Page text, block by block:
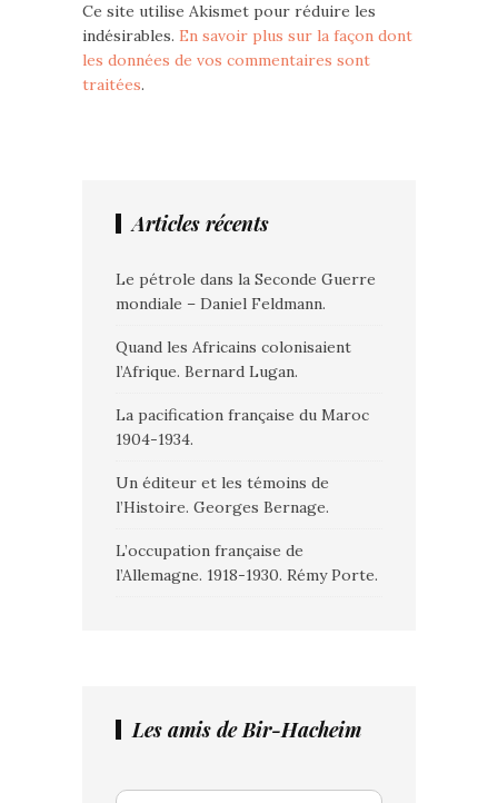
Ce site utilise Akismet pour réduire les
indésirables. En savoir plus sur la façon dont
les données de vos commentaires sont
traitées.
Articles récents
Le pétrole dans la Seconde Guerre
mondiale – Daniel Feldmann.
Quand les Africains colonisaient
l’Afrique. Bernard Lugan.
La pacification française du Maroc
1904-1934.
Un éditeur et les témoins de
l’Histoire. Georges Bernage.
L’occupation française de
l’Allemagne. 1918-1930. Rémy Porte.
Les amis de Bir-Hacheim